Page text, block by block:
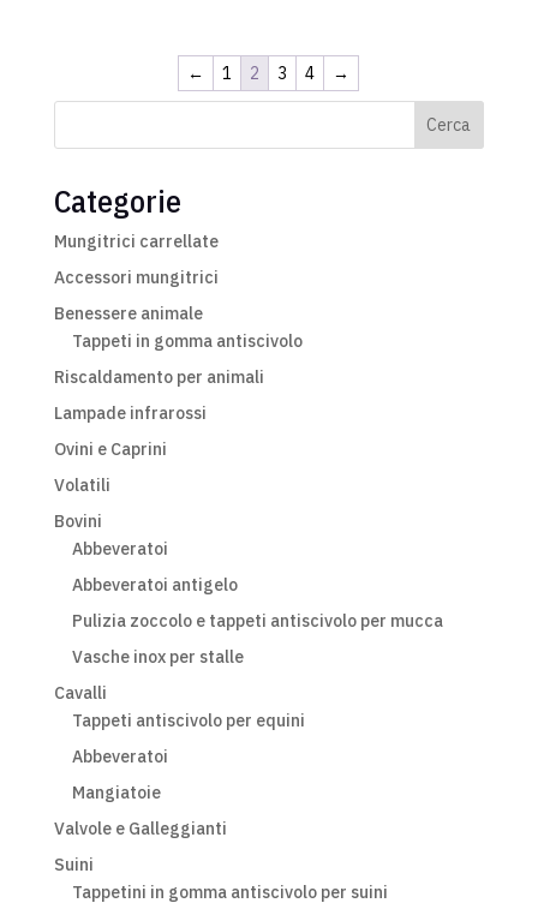
← 1 2 3 4 →
Cerca
Categorie
Mungitrici carrellate
Accessori mungitrici
Benessere animale
Tappeti in gomma antiscivolo
Riscaldamento per animali
Lampade infrarossi
Ovini e Caprini
Volatili
Bovini
Abbeveratoi
Abbeveratoi antigelo
Pulizia zoccolo e tappeti antiscivolo per mucca
Vasche inox per stalle
Cavalli
Tappeti antiscivolo per equini
Abbeveratoi
Mangiatoie
Valvole e Galleggianti
Suini
Tappetini in gomma antiscivolo per suini